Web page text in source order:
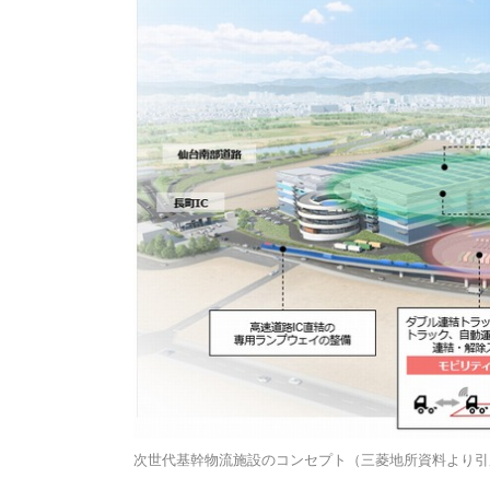
次世代基幹物流施設のコンセプト（三菱地所資料より